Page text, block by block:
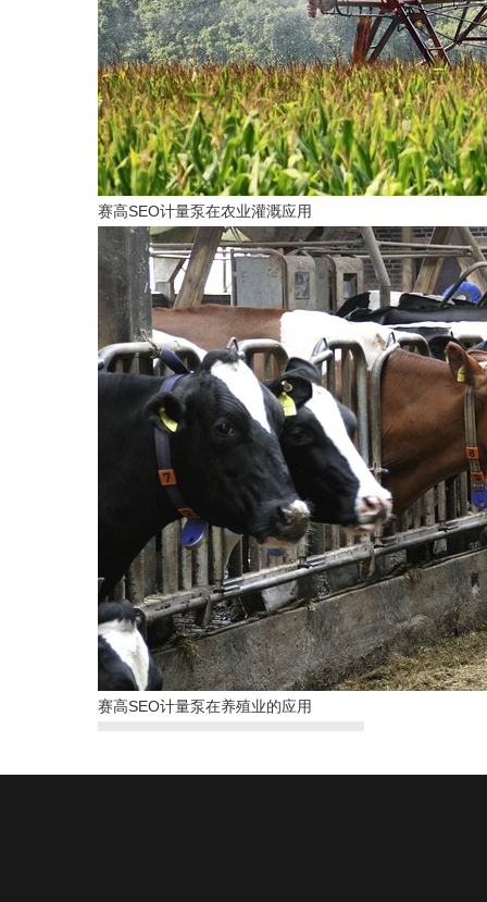
赛高SEO计量泵在农业灌溉应用
赛高SEO计量泵在养殖业的应用